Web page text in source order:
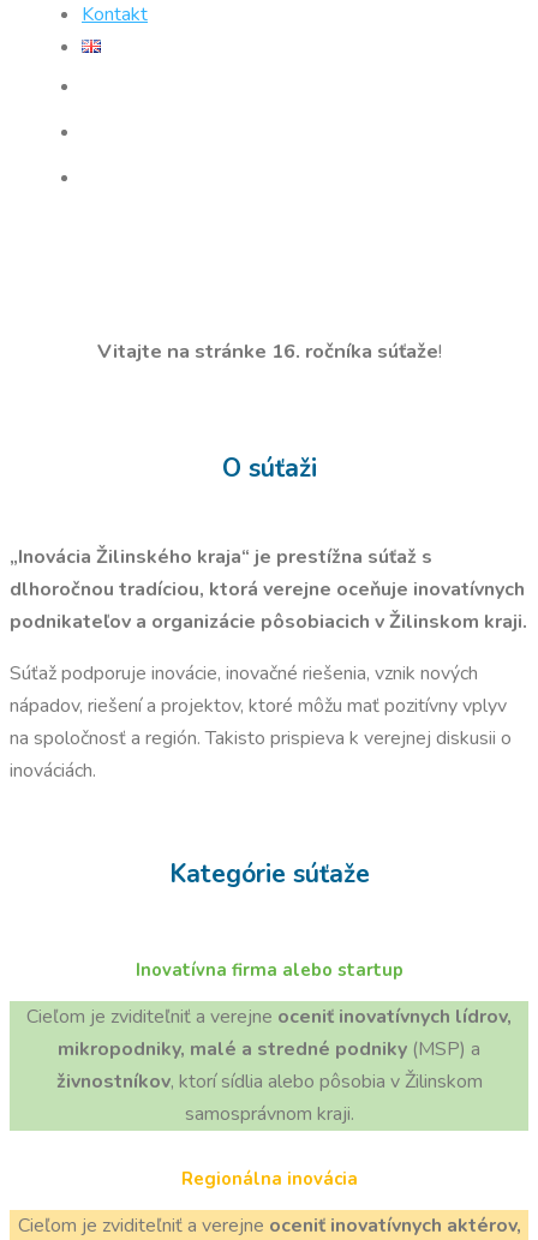
Kontakt
Vitajte na stránke 16. ročníka súťaže!
O súťaži
„Inovácia Žilinského kraja“ je prestížna súťaž s
dlhoročnou tradíciou, ktorá verejne oceňuje inovatívnych
podnikateľov a organizácie pôsobiacich v Žilinskom kraji.
Súťaž podporuje inovácie, inovačné riešenia, vznik nových
nápadov, riešení a projektov, ktoré môžu mať pozitívny vplyv
na spoločnosť a región. Takisto prispieva k verejnej diskusii o
inováciách.
Kategórie súťaže
Inovatívna firma alebo startup
Cieľom je zviditeľniť a verejne oceniť inovatívnych lídrov,
mikropodniky, malé a stredné podniky (MSP) a
živnostníkov, ktorí sídlia alebo pôsobia v Žilinskom
samosprávnom kraji.
Regionálna inovácia
Cieľom je zviditeľniť a verejne oceniť inovatívnych aktérov,